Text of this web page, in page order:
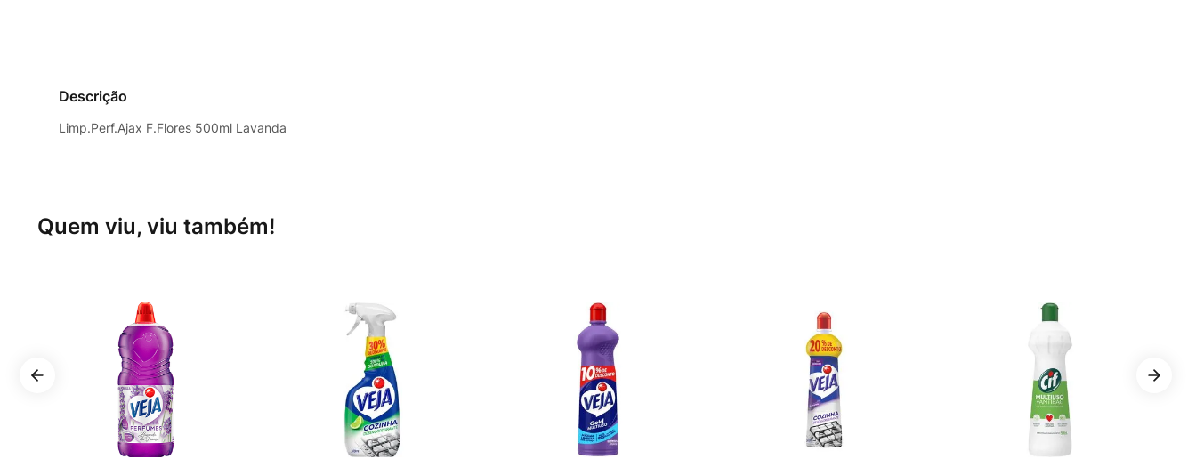
Descrição
Limp.Perf.Ajax F.Flores 500ml Lavanda
Quem viu, viu também!